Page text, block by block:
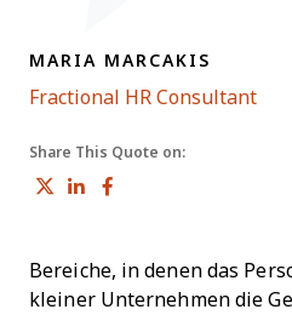
MARIA MARCAKIS
Fractional HR Consultant
Share This Quote on:
Share on Twitter
Share on
Bereiche, in denen das
kleiner Unternehmen die